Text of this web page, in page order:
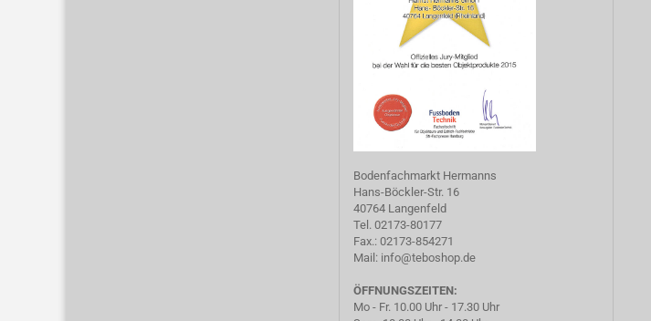
Bodenfachmarkt Hermanns
Hans-Böckler-Str. 16
40764 Langenfeld
Tel. 02173-80177
Fax.: 02173-854271
Mail: info@teboshop.de
ÖFFNUNGSZEITEN:
Mo - Fr. 10.00 Uhr - 17.30 Uhr